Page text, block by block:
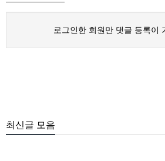
로그인한 회원만 댓글 등록이
최신글 모음